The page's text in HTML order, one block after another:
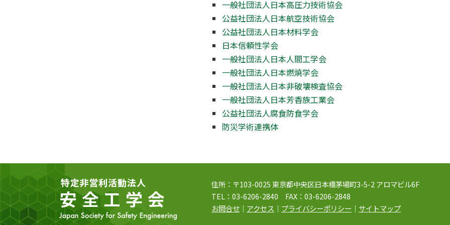
一般社団法人日本高圧力技術協会
公益社団法人日本航空技術協会
公益社団法人日本材料学会
日本信頼性学会
一般社団法人日本人間工学会
一般社団法人日本燃焼学会
一般社団法人日本非破壊検査協会
一般社団法人日本芳香族工業会
公益社団法人腐食防食学会
防災学術連携体
住所：〒103-0025 東京都中央区日本橋茅場町3-5-2 アロマビル6F
TEL：03-6206-2840 FAX：03-6206-2848
お問合せ ｜ アクセス ｜ プライバシーポリシー ｜ サイトマップ